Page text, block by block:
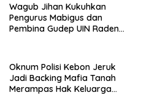
Wagub Jihan Kukuhkan
Pengurus Mabigus dan
Pembina Gudep UIN Raden
Muda
Oknum Polisi Kebon Jeruk
Jadi Backing Mafia Tanah
Merampas Hak Keluarga